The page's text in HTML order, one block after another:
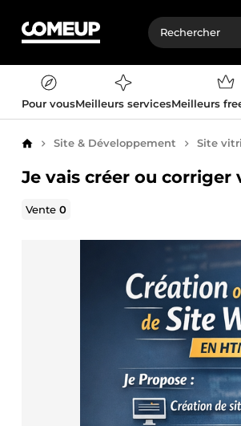
Pour vousMeilleurs servicesMeilleurs
AccueilSite & Développement Site
Je vais créer ou corriger
Vente0